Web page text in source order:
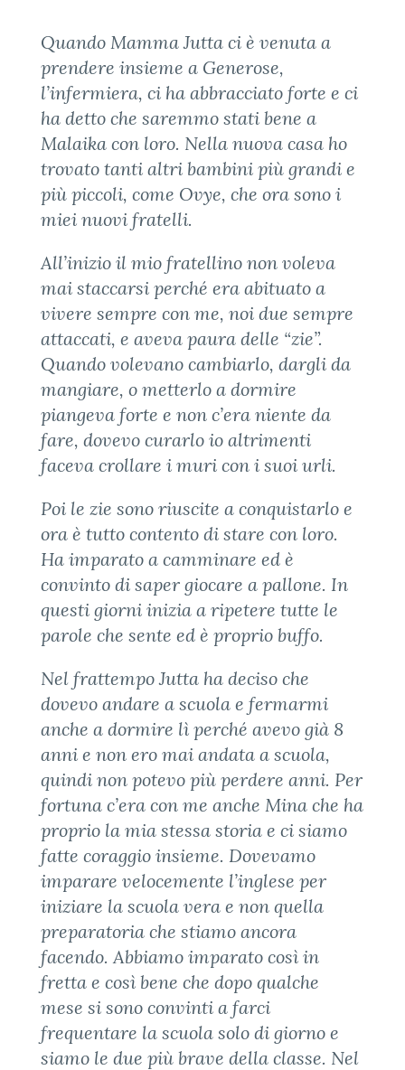
Quando Mamma Jutta ci è venuta a
prendere insieme a Generose,
l’infermiera, ci ha abbracciato forte e ci
ha detto che saremmo stati bene a
Malaika con loro. Nella nuova casa ho
trovato tanti altri bambini più grandi e
più piccoli, come Ovye, che ora sono i
miei nuovi fratelli.
All’inizio il mio fratellino non voleva
mai staccarsi perché era abituato a
vivere sempre con me, noi due sempre
attaccati, e aveva paura delle “zie”.
Quando volevano cambiarlo, dargli da
mangiare, o metterlo a dormire
piangeva forte e non c’era niente da
fare, dovevo curarlo io altrimenti
faceva crollare i muri con i suoi urli.
Poi le zie sono riuscite a conquistarlo e
ora è tutto contento di stare con loro.
Ha imparato a camminare ed è
convinto di saper giocare a pallone. In
questi giorni inizia a ripetere tutte le
parole che sente ed è proprio buffo.
Nel frattempo Jutta ha deciso che
dovevo andare a scuola e fermarmi
anche a dormire lì perché avevo già 8
anni e non ero mai andata a scuola,
quindi non potevo più perdere anni. Per
fortuna c’era con me anche Mina che ha
proprio la mia stessa storia e ci siamo
fatte coraggio insieme. Dovevamo
imparare velocemente l’inglese per
iniziare la scuola vera e non quella
preparatoria che stiamo ancora
facendo. Abbiamo imparato così in
fretta e così bene che dopo qualche
mese si sono convinti a farci
frequentare la scuola solo di giorno e
siamo le due più brave della classe. Nel